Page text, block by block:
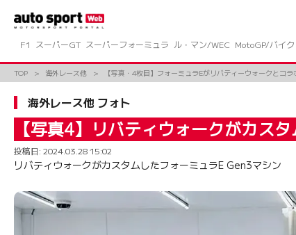
ツ
ス
F1
スーパーGT スーパーフォーミュラ ル・マン/WEC MotoGP/バイク
TOP 海外レース他 【写真・4枚目】フォーミュラEがリバティーウォークとコ
海外レース他 フォト
【写真4】リバティウォークがカス
投稿日: 2024.03.28 15:02
リバティウォークがカスタムしたフォーミュラE Gen3マシン